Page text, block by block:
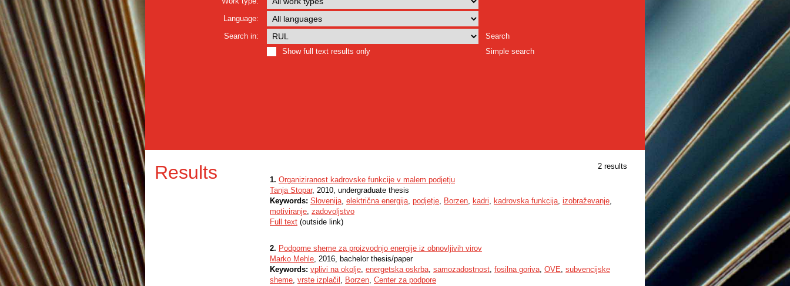
Language:
Search in:
Search
Show full text results only
Simple search
Results
2 results
1. Organiziranost kadrovske funkcije v malem podjetju
Tanja Stopar, 2010, undergraduate thesis
Keywords: Slovenija, električna energija, podjetje, Borzen, kadri, kadrovska funkcija, izobraževanje,
motiviranje, zadovoljstvo
Full text (outside link)
2. Podporne sheme za proizvodnjo energije iz obnovljivih virov
Marko Mehle, 2016, bachelor thesis/paper
Keywords: vplivi na okolje, energetska oskrba, samozadostnost, fosilna goriva, OVE, subvencijske
sheme, vrste izplačil , Borzen, Center za podpore